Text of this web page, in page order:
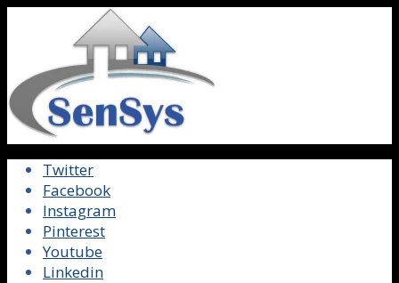
Twitter
Facebook
Instagram
Pinterest
Youtube
Linkedin